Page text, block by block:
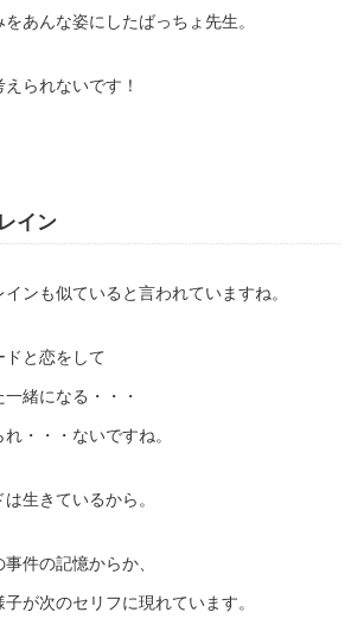
あんな姿にしたばっちょ先生。
られないです！
イン
ンも似ていると言われていますね。
ドと恋をして
緒になる・・・
・・・ないですね。
生きているから。
件の記憶からか、
が次のセリフに現れています。